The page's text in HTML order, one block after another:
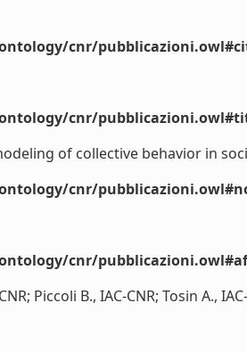
cnr/
cnr/
of collective behavior in
cnr/
cnr/
Piccoli B., IAC-CNR; Tosin A.,